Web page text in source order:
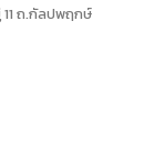
ถ.กัลปพฤกษ์